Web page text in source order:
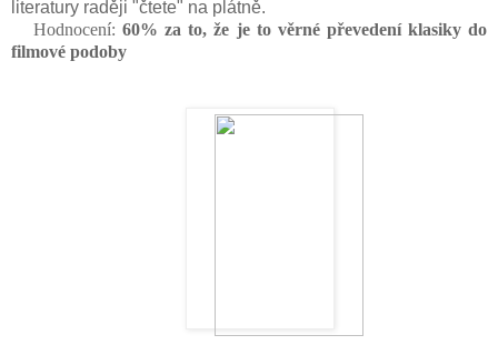
literatury raději "čtete" na plátně.
Hodnocení: 60% za to, že je to věrné převedení klasiky do
filmové podoby